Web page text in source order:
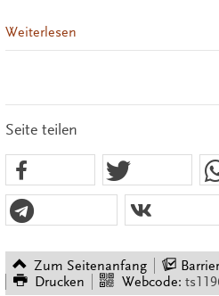
Weiterlesen
Seite teilen
Zum Seitenanfang
Drucken
Webcode: